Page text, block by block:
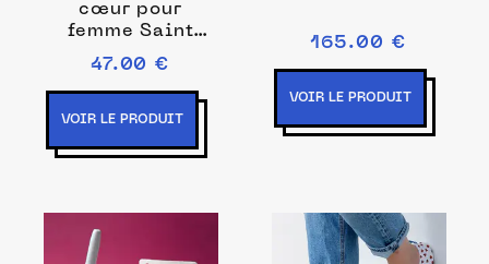
cœur pour
femme Saint
Valentin
47.00 €
VOIR LE PRODUIT
165.00 €
VOIR LE PRODUIT